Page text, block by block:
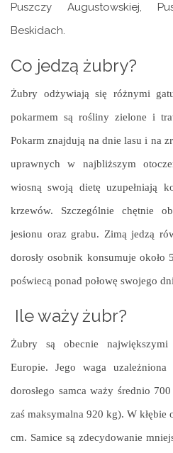
Puszczy Augustowskiej,
Beskidach.
Co jedzą żubry?
Żubry odżywiają się różnymi
pokarmem są rośliny zielone i
Pokarm znajdują na dnie lasu i na
uprawnych w najbliższym
wiosną swoją dietę uzupełniają
krzewów. Szczególnie chętnie
jesionu oraz grabu. Zimą jedzą
dorosły osobnik konsumuje około
poświecą ponad połowę swojego
Ile waży żubr?
Żubry są obecnie
Europie. Jego waga
dorosłego samca waży średnio
zaś maksymalna 920 kg). W kłębie
cm. Samice są zdecydowanie